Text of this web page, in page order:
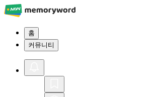
홈
커뮤니티